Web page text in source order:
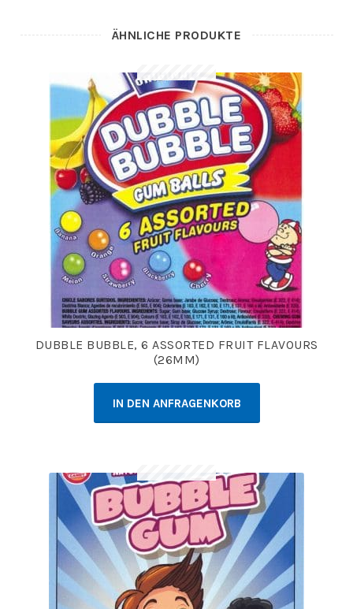
ÄHNLICHE PRODUKTE
DUBBLE BUBBLE, 6 ASSORTED FRUIT FLAVOURS
(26MM)
IN DEN ANFRAGENKORB